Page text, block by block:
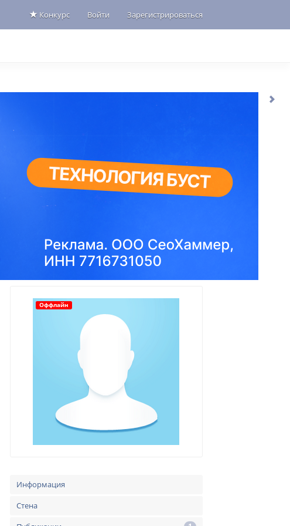
Конкурс Войти Зарегистрироваться
Оффлайн
Информация
Стена